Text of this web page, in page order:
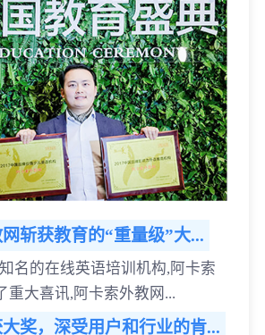
斩获教育的“重量级”大...
名的在线英语培训机构,阿卡索
重大喜讯,阿卡索外教网...
奖，深受用户和行业的肯...